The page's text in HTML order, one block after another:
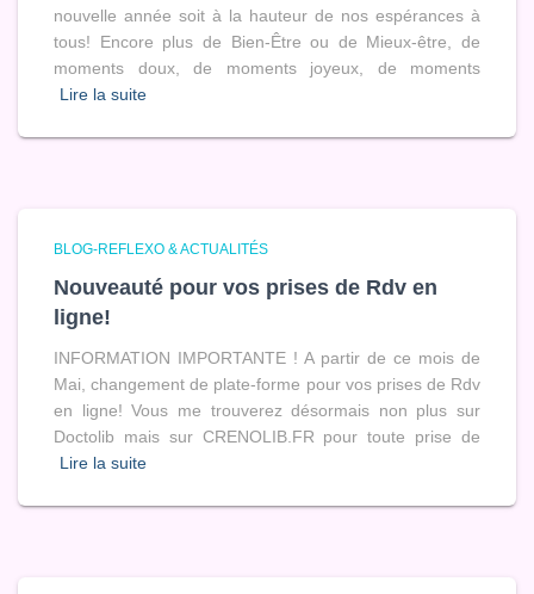
nouvelle année soit à la hauteur de nos espérances à
tous! Encore plus de Bien-Être ou de Mieux-être, de
moments doux, de moments joyeux, de moments
Lire la suite
BLOG-REFLEXO & ACTUALITÉS
Nouveauté pour vos prises de Rdv en
ligne!
INFORMATION IMPORTANTE ! A partir de ce mois de
Mai, changement de plate-forme pour vos prises de Rdv
en ligne! Vous me trouverez désormais non plus sur
Doctolib mais sur CRENOLIB.FR pour toute prise de
Lire la suite